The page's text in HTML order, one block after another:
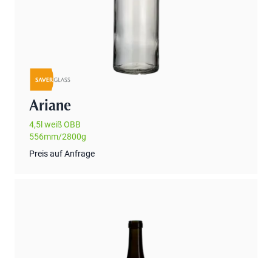
Ariane
4,5l weiß OBB
556mm/2800g
Preis auf Anfrage